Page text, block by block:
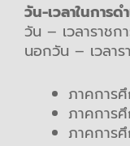
วัน-เวลาในการ
วัน – เวลาราชก
นอกวัน – เวลา
ภาคการ
ภาคการ
ภาคการ